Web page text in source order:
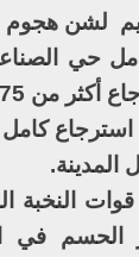
لشن
حي
المدينة.
النخبة
في